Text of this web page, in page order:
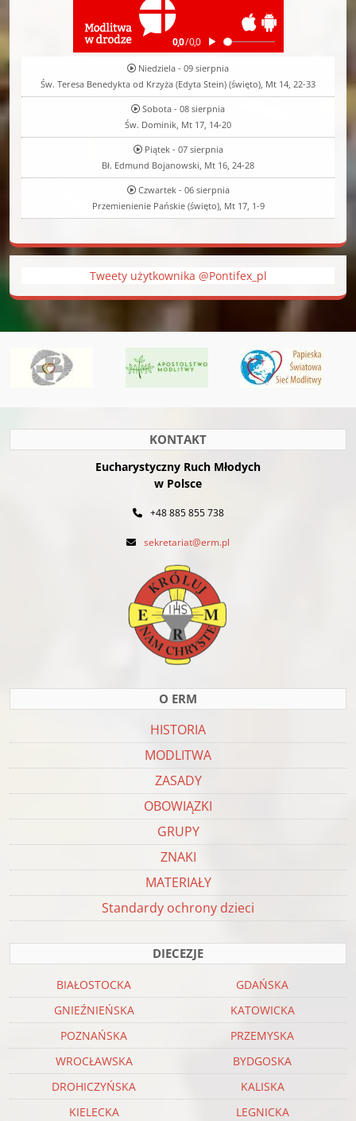
Niedziela - 09 sierpnia
Św. Teresa Benedykta od Krzyża (Edyta Stein) (święto), Mt 14, 22-33
Sobota - 08 sierpnia
Św. Dominik, Mt 17, 14-20
Piątek - 07 sierpnia
Bł. Edmund Bojanowski, Mt 16, 24-28
Czwartek - 06 sierpnia
Przemienienie Pańskie (święto), Mt 17, 1-9
Tweety użytkownika @Pontifex_pl
KONTAKT
Eucharystyczny Ruch Młodych
w Polsce
+48 885 855 738
sekretariat@erm.pl
O ERM
HISTORIA
MODLITWA
ZASADY
OBOWIĄZKI
GRUPY
ZNAKI
MATERIAŁY
Standardy ochrony dzieci
DIECEZJE
BIAŁOSTOCKA
GDAŃSKA
GNIEŹNIEŃSKA
KATOWICKA
POZNAŃSKA
PRZEMYSKA
WROCŁAWSKA
BYDGOSKA
DROHICZYŃSKA
KALISKA
KIELECKA
LEGNICKA